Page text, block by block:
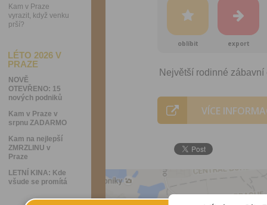
Kam v Praze
vyrazit, když venku
prší?
LÉTO 2026 V
PRAZE
NOVĚ
OTEVŘENO: 15
nových podniků
Kam v Praze v
srpnu ZADARMO
Kam na nejlepší
ZMRZLINU v
Praze
LETNÍ KINA: Kde
všude se promítá
oblíbit export
Největší rodinné zábavní
VÍCE